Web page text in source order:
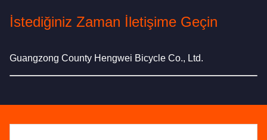
İstediğiniz Zaman İletişime Geçin
Guangzong County Hengwei Bicycle Co., Ltd.